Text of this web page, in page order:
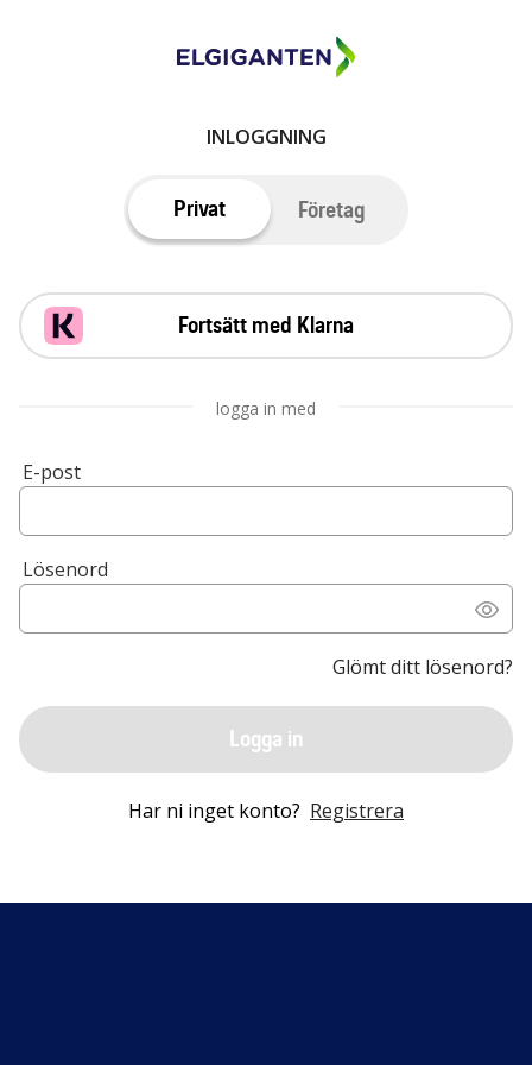
INLOGGNING
Privat Företag
Fortsätt med Klarna
logga in med
E-post
Lösenord
Glömt ditt lösenord?
Logga in
Har ni inget konto? Registrera